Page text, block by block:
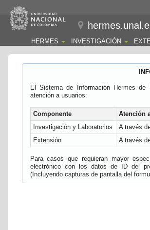
HERMES INVESTIGACIÓN
El Sistema de Información Hermes
atención a usuarios:
Componente
Atención
Investigación y Laboratorios
A través
Extensión
A través
Para casos que requieran mayor
electrónico con los datos de ID del
(Incluyendo capturas de pantalla del